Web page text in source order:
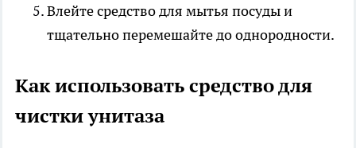
Влейте средство для мытья посуды и
тщательно перемешайте до однородности.
Как использовать средство для
чистки унитаза